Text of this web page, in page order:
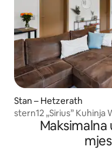
Stan – Hetzerath
stern12 „Sirius”